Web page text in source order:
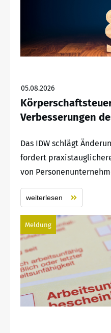
05.08.2026
Verbesserungen
Das IDW schlägt
fordert
von
weiterlesen
Meldung